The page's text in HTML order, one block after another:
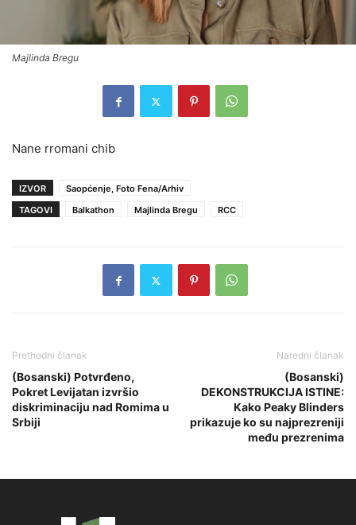
Majlinda Bregu
Nane rromani chib
IZVOR
Saopćenje, Foto Fena/Arhiv
TAGOVI
Balkathon Majlinda Bregu RCC
Prethodni članak
(Bosanski) Potvrđeno,
Pokret Levijatan izvršio
diskriminaciju nad Romima u
Srbiji
Naredni članak
(Bosanski)
DEKONSTRUKCIJA ISTINE:
Kako Peaky Blinders
prikazuje ko su najprezreniji
među prezrenima